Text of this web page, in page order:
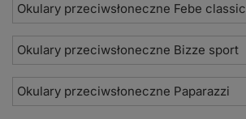
Okulary przeciwsłoneczne Febe classic
Okulary przeciwsłoneczne Bizze sport
Okulary przeciwsłoneczne Paparazzi